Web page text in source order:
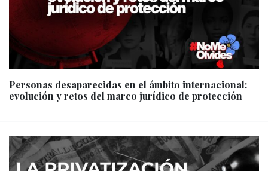
Personas desaparecidas en el ámbito internacional:
evolución y retos del marco jurídico de protección